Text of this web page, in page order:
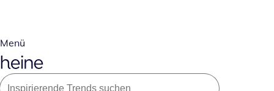
Menü